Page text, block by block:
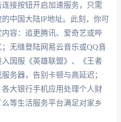
接按钮开启加速服务，只需
中国大陆IP地址。此刻，你可
容：追更腾讯、爱奇艺或哔
无缝登陆网易云音乐或QQ音
国服《英雄联盟》、《王者
务器，告别卡顿与高延迟；
大银行手机应用处理个人财
等生活服务平台满足对家乡